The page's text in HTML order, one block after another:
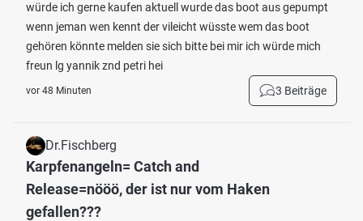
würde ich gerne kaufen aktuell wurde das boot aus gepumpt
wenn jeman wen kennt der vileicht wüsste wem das boot
gehören könnte melden sie sich bitte bei mir ich würde mich
freun lg yannik znd petri hei
vor 48 Minuten 3 Beiträge
Dr.Fischberg
Karpfenangeln= Catch and
Release=nööö, der ist nur vom Haken
gefallen???